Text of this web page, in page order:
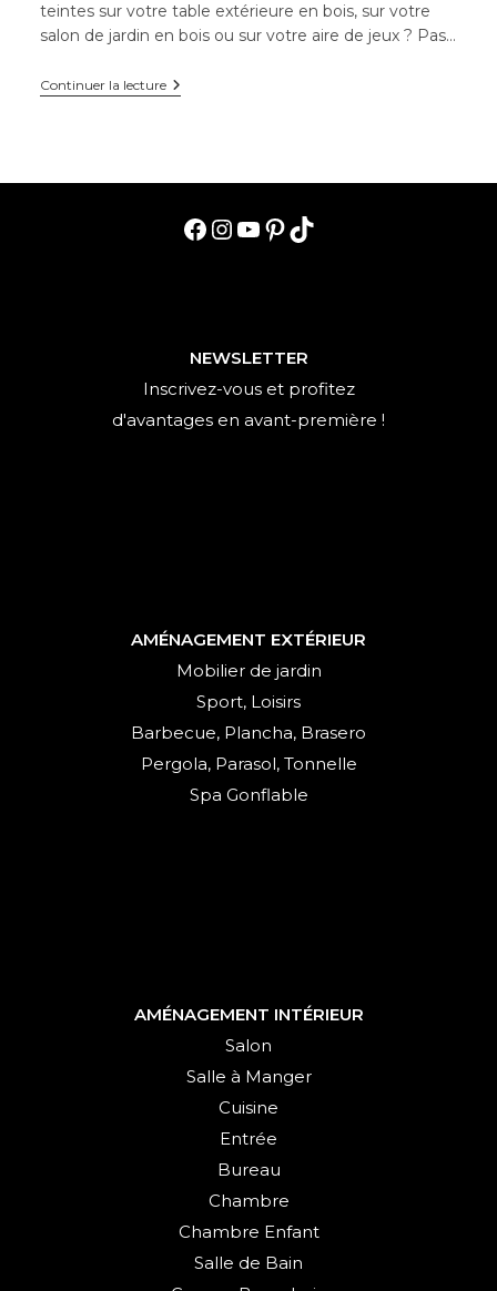
teintes sur votre table extérieure en bois, sur votre
salon de jardin en bois ou sur votre aire de jeux ? Pas…
Continuer la lectureLe
naturel
Facebook
Instagram
YouTube
Pinterest
TikTok
NEWSLETTER
Inscrivez-vous et profitez
d'avantages en avant-première !
AMÉNAGEMENT EXTÉRIEUR
Mobilier de jardin
Sport, Loisirs
Barbecue, Plancha, Brasero
Pergola, Parasol, Tonnelle
Spa Gonflable
AMÉNAGEMENT INTÉRIEUR
Salon
Salle à Manger
Cuisine
Entrée
Bureau
Chambre
Chambre Enfant
Salle de Bain